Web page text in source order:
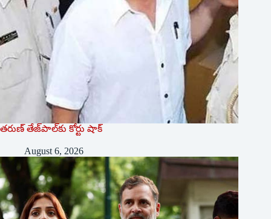
తరుణ్‌ ‌తేజ్‌పాల్‌కు కోర్టు షాక్‌
August 6, 2026